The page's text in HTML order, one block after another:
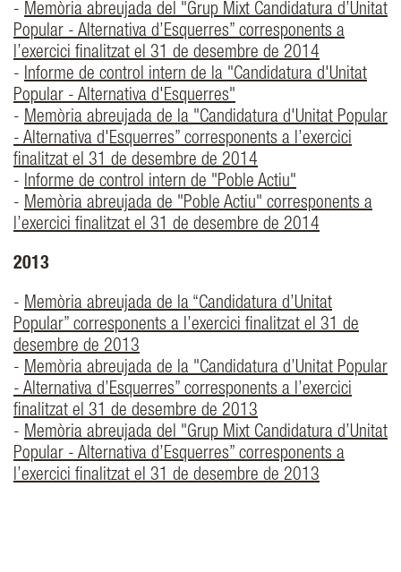
- Memòria abreujada del "Grup Mixt Candidatura d’Unitat
Popular - Alternativa d’Esquerres” corresponents a
l’exercici finalitzat el 31 de desembre de 2014
- Informe de control intern de la "Candidatura d'Unitat
Popular - Alternativa d'Esquerres"
- Memòria abreujada de la "Candidatura d'Unitat Popular
- Alternativa d'Esquerres” corresponents a l’exercici
finalitzat el 31 de desembre de 2014
- Informe de control intern de "Poble Actiu"
- Memòria abreujada de "Poble Actiu" corresponents a
l’exercici finalitzat el 31 de desembre de 2014
2013
- Memòria abreujada de la “Candidatura d’Unitat
Popular” corresponents a l’exercici finalitzat el 31 de
desembre de 2013
- Memòria abreujada de la "Candidatura d’Unitat Popular
- Alternativa d’Esquerres” corresponents a l’exercici
finalitzat el 31 de desembre de 2013
- Memòria abreujada del "Grup Mixt Candidatura d’Unitat
Popular - Alternativa d’Esquerres” corresponents a
l’exercici finalitzat el 31 de desembre de 2013